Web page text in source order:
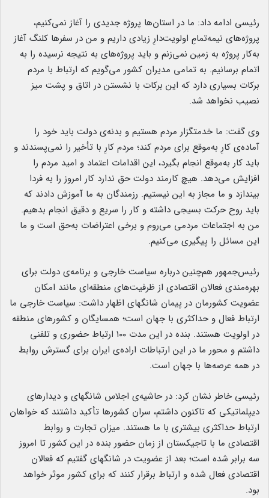
رئیسی ادامه داد: ما در استان‌ها پروژه جدیدی را آغاز نمی‌کنیم،
پروژه‌های نیمه‌تمامِ اولویت‌دارِ زیادی داریم و من در سفرها کلنگ آغاز
به‌کار پروژه به زمین نمی‌زنم و باید پروژه‌های به نتیجه نرسیده را به
اتمام برسانیم. به تمامی مدیران کشور می‌گویم که ارتباط با مردم
برکات بسیاری دارد که این برکات با نشستن در اتاق و پشت میز
نصیب نخواهد شد.
وی گفت: ما خدمتگزار مردم هستیم و بدنه‌ی دولت باید خود را
آماده‌ی کارِ به‌موقع برای مردم کند؛ مردم کارِ با تأخیر را نمی‌پسندند و
باید کار به‌موقع انجام بگیرد، این اقدامات اعتماد و امید مردم را
افزایش می‌دهد. هیچ کارمند دولت حق ندارد کار امروز را به فردا
بیندازد و ما مجاز به این نیستیم. رزمندگان به ما آموزش دادند که
باید روح حرکت بسیجی داشته و کار را سریع و دقیق انجام بدهیم.
من به اجتماعات مردمی می‌روم و برخی اعتراضات به‌حق است و ما
این مسائل را پیگیری می‌کنیم.
رئیس‌جمهور هم‌چنین درباره سیاست خارجی و برنامه‌ی دولت برای
بهره‌مندی فعالان اقتصادی از ظرفیت‌های منطقه‌ای مانند امکان
عضویت کشورمان در پیمان شانگهای اظهار داشت: سیاست خارجی ما
ارتباط فعال و حداکثری با جهان است؛ همسایگان و کشورهای منطقه
در اولویت هستند. بنده در این مدت ۱۰۰ ارتباط حضوری و تلفنی
داشتم و محور ما در این ارتباطات اراده‌ی ایران برای گسترش روابط
در همه عرصه‌ها با جهان است.
رئیسی خاطر نشان کرد:‌ در حاشیه‌ی اجلاس شانگهای و دیدارهای
دیپلماتیکی که تاکنون داشتم، سران کشورها تأکید داشتند که خواهان
ارتباط حداکثری بیشتری با ما هستند. میزان تجارت و روابط
اقتصادی ما با تاجیکستان از زمان حضور بنده در این کشور تا امروز
سه برابر شده است؛ بعد از عضویت در شانگهای گفتیم که فعالان
اقتصادی فعال شده و ارتباط برقرار کنند که برای کشور موثر خواهد
بود.